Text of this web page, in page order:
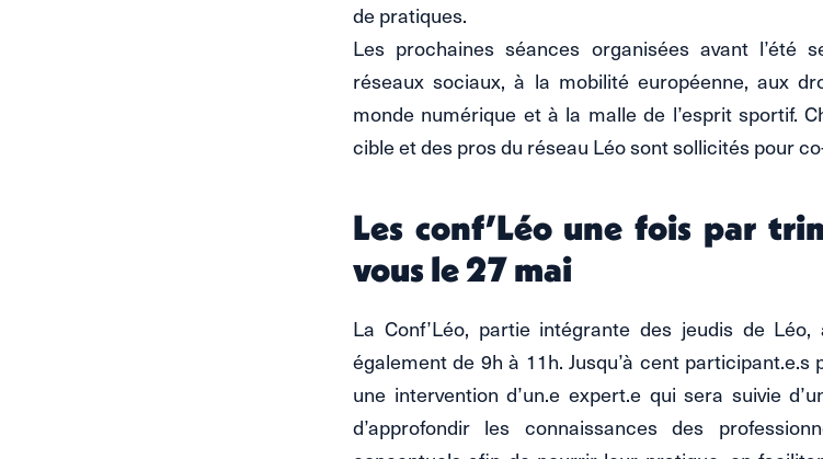
de pratiques.
Les prochaines séances organisées avant l’été
réseaux sociaux, à la mobilité européenne, aux
monde numérique et à la malle de l’esprit sportif.
cible et des pros du réseau Léo sont sollicités pour
Les conf’Léo une fois par
vous le 27 mai
La Conf’Léo, partie intégrante des jeudis de
également de 9h à 11h. Jusqu’à cent
une intervention d’un.e expert.e qui sera suivie
d’approfondir les connaissances des